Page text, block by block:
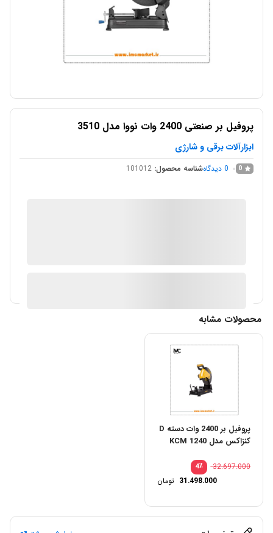
پروفیل بر صنعتی 2400 وات نووا مدل 3510
ابزارآلات برقی و شارژی
0
0 دیدگاهشناسه محصول: 101012
محصولات مشابه
پروفیل بر 2400 وات دسته D
کنزاکس مدل KCM 1240
٪4
32.697.000
31.498.000 تومان